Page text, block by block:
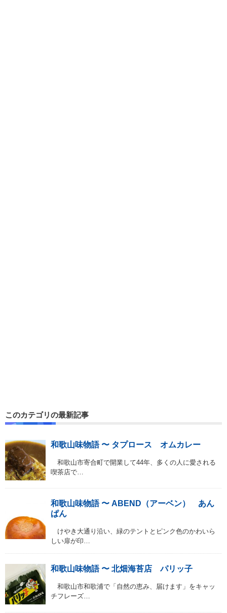
このカテゴリの最新記事
和歌山味物語 〜 タプロース オムカレー
和歌山市寄合町で開業して44年、多くの人に愛される
喫茶店で…
和歌山味物語 〜 ABEND（アーベン） あん
ぱん
けやき大通り沿い、緑のテントとピンク色のかわいら
しい扉が印…
和歌山味物語 〜 北畑海苔店 パリッ子
和歌山市和歌浦で「自然の恵み、届けます」をキャッ
チフレーズ…